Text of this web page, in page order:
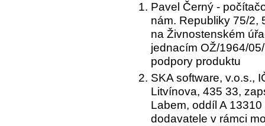
Pavel Černý -
nám. Republiky 75/2,
na Živnostenském
jednacím OŽ/1964/
podpory produktu
SKA software, v.o.s.,
Litvínova, 435 33,
Labem, oddíl A
dodavatele v rámci